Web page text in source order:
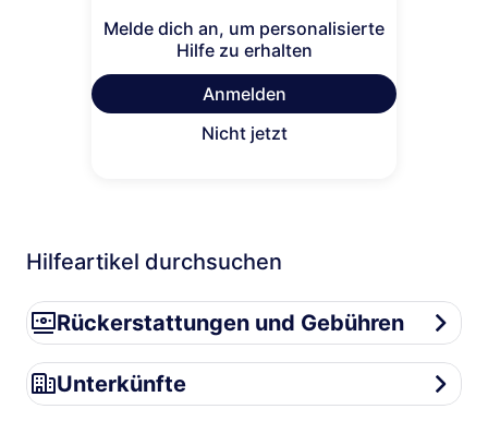
Melde dich an, um personalisierte
Hilfe zu erhalten
Anmelden
Nicht jetzt
Hilfeartikel durchsuchen
Rückerstattungen und Gebühren
Rückerstattungen und Gebühren
Unterkünfte
Unterkünfte